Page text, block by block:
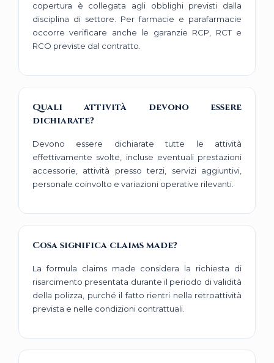
copertura è collegata agli obblighi previsti dalla
disciplina di settore. Per farmacie e parafarmacie
occorre verificare anche le garanzie RCP, RCT e
RCO previste dal contratto.
Quali attività devono essere
dichiarate?
Devono essere dichiarate tutte le attività
effettivamente svolte, incluse eventuali prestazioni
accessorie, attività presso terzi, servizi aggiuntivi,
personale coinvolto e variazioni operative rilevanti.
Cosa significa claims made?
La formula claims made considera la richiesta di
risarcimento presentata durante il periodo di validità
della polizza, purché il fatto rientri nella retroattività
prevista e nelle condizioni contrattuali.